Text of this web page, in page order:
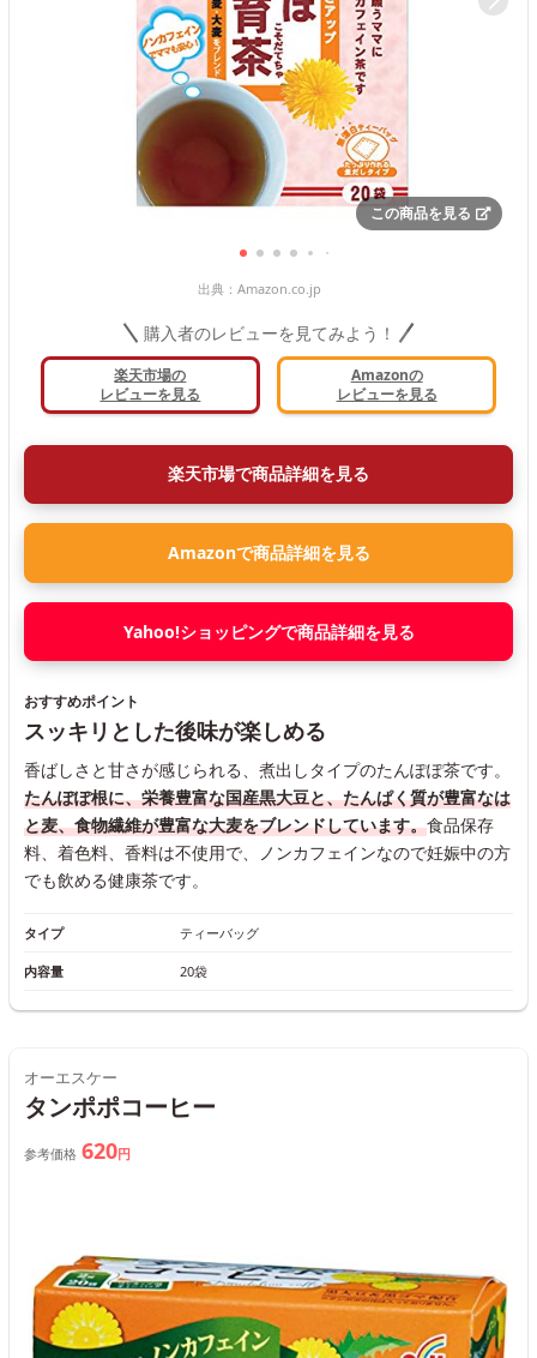
この商品を見る
出典： Amazon.co.jp
購入者のレビューを見てみよう！
楽天市場の
レビューを見る
Amazonの
レビューを見る
楽天市場で商品詳細を見る
Amazonで商品詳細を見る
Yahoo!ショッピングで商品詳細を見る
おすすめポイント
スッキリとした後味が楽しめる
香ばしさと甘さが感じられる、煮出しタイプのたんぽぽ茶です。
たんぽぽ根に、栄養豊富な国産黒大豆と、たんぱく質が豊富なは
と麦、食物繊維が豊富な大麦をブレンドしています。食品保存
料、着色料、香料は不使用で、ノンカフェインなので妊娠中の方
でも飲める健康茶です。
タイプ ティーバッグ
内容量 20袋
オーエスケー
タンポポコーヒー
参考価格 620円